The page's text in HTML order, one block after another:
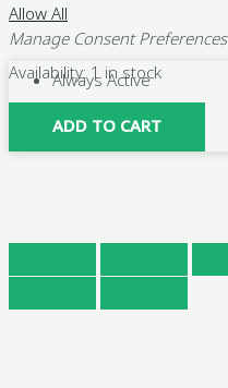
Allow All
Manage Consent Preferences
Always Active
Availability: 1 in stock
10
ใบ
เจียร
ขนาด
4
ADD TO CART